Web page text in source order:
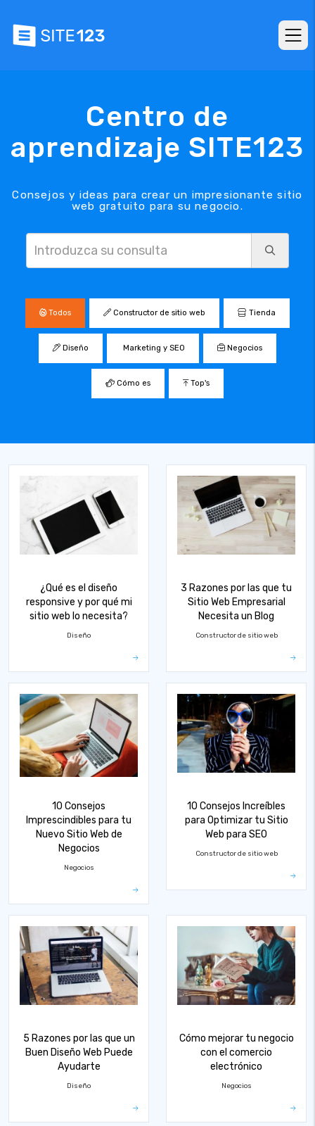
Centro de
aprendizaje SITE123
Consejos y ideas para crear un impresionante sitio
web gratuito para su negocio.
Todos Constructor de sitio web Tienda
Diseño Marketing y SEO Negocios
Cómo es Top's
¿Qué es el diseño
responsive y por qué mi
sitio web lo necesita?
Diseño
3 Razones por las que tu
Sitio Web Empresarial
Necesita un Blog
Constructor de sitio web
10 Consejos
Imprescindibles para tu
Nuevo Sitio Web de
Negocios
Negocios
10 Consejos Increíbles
para Optimizar tu Sitio
Web para SEO
Constructor de sitio web
5 Razones por las que un
Buen Diseño Web Puede
Ayudarte
Diseño
Cómo mejorar tu negocio
con el comercio
electrónico
Negocios